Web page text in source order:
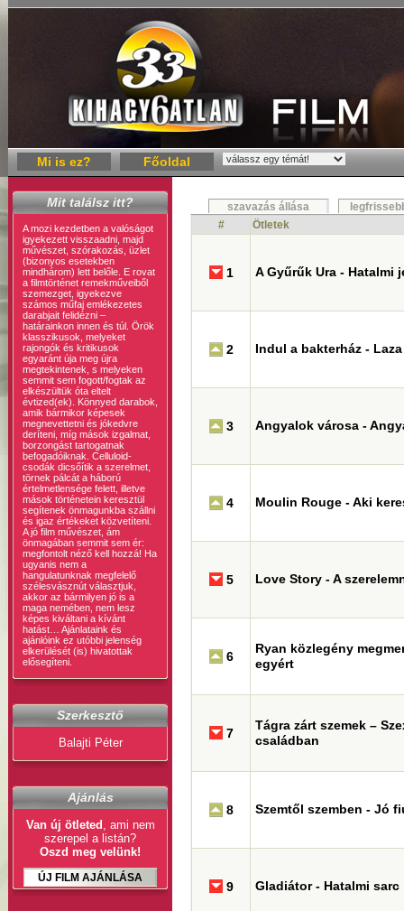
Mi is ez? Főoldal
Mit találsz itt?
A mozi kezdetben a valóságot
igyekezett visszaadni, majd
művészet, szórakozás, üzlet
(bizonyos esetekben
mindhárom) lett belőle. E rovat
a filmtörténet remekműveiből
szemezget, igyekezve
számos műfaj emlékezetes
darabjait felidézni –
határainkon innen és túl. Örök
klasszikusok, melyeket
rajongók és kritikusok
egyaránt úja meg újra
megtekintenek, s melyeken
semmit sem fogott/fogtak az
elkészültük óta eltelt
évtized(ek). Könnyed darabok,
amik bármikor képesek
megnevettetni és jókedvre
deríteni, míg mások izgalmat,
borzongást tartogatnak
befogadóiknak. Celluloid-
csodák dicsőítik a szerelmet,
törnek pálcát a háború
értelmetlensége felett, illetve
mások történetein keresztül
segítenek önmagunkba szállni
és igaz értékeket közvetíteni.
A jó film művészet, ám
önmagában semmit sem ér:
megfontolt néző kell hozzá! Ha
ugyanis nem a
hangulatunknak megfelelő
szélesvásznút választjuk,
akkor az bármilyen jó is a
maga nemében, nem lesz
képes kiváltani a kívánt
hatást… Ajánlataink és
ajánlóink ez utóbbi jelenség
elkerülését (is) hivatottak
elősegíteni.
Szerkesztő
Balajti Péter
Ajánlás
Van új ötleted , ami nem
szerepel a listán?
Oszd meg velünk!
ÚJ FILM AJÁNLÁSA
szavazás állása
#
Ötletek
1 A Gyűrűk Ura - Hatalmi
2 Indul a bakterház -
3 Angyalok városa -
4 Moulin Rouge - Aki
5 Love Story - A
6
Ryan közlegény
egyért
7
Tágra zárt szemek –
családban
8 Szemtől szemben - Jó
9 Gladiátor - Hatalmi sarc